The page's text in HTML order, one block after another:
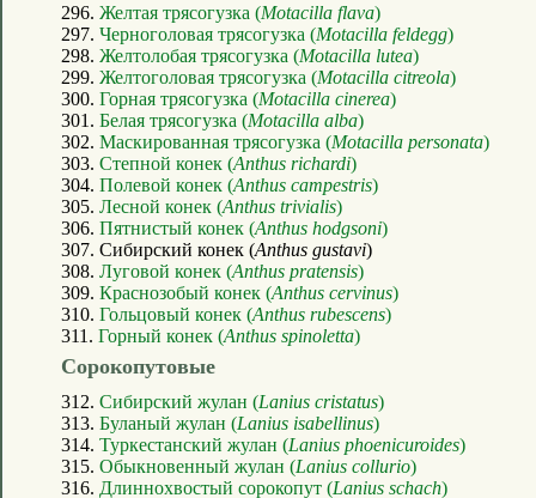
296. Желтая трясогузка (Motacilla flava)
297. Черноголовая трясогузка (Motacilla feldegg)
298. Желтолобая трясогузка (Motacilla lutea)
299. Желтоголовая трясогузка (Motacilla citreola)
300. Горная трясогузка (Motacilla cinerea)
301. Белая трясогузка (Motacilla alba)
302. Маскированная трясогузка (Motacilla personata)
303. Степной конек (Anthus richardi)
304. Полевой конек (Anthus campestris)
305. Лесной конек (Anthus trivialis)
306. Пятнистый конек (Anthus hodgsoni)
307. Сибирский конек (Anthus gustavi)
308. Луговой конек (Anthus pratensis)
309. Краснозобый конек (Anthus cervinus)
310. Гольцовый конек (Anthus rubescens)
311. Горный конек (Anthus spinoletta)
Сорокопутовые
312. Сибирский жулан (Lanius cristatus)
313. Буланый жулан (Lanius isabellinus)
314. Туркестанский жулан (Lanius phoenicuroides)
315. Обыкновенный жулан (Lanius collurio)
316. Длиннохвостый сорокопут (Lanius schach)